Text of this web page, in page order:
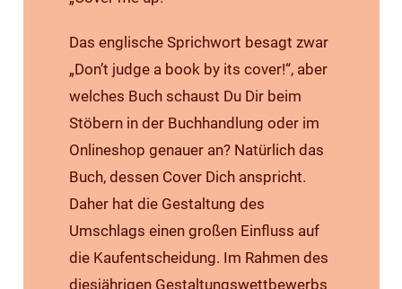
Das englische Sprichwort besagt zwar
„Don’t judge a book by its cover!“, aber
welches Buch schaust Du Dir beim
Stöbern in der Buchhandlung oder im
Onlineshop genauer an? Natürlich das
Buch, dessen Cover Dich anspricht.
Daher hat die Gestaltung des
Umschlags einen großen Einfluss auf
die Kaufentscheidung. Im Rahmen des
diesjährigen Gestaltungswettbewerbs